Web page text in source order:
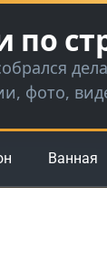
по
фото,
Ванная